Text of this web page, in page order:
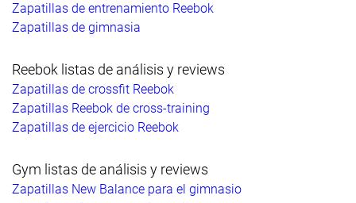
Zapatillas de entrenamiento Reebok
Zapatillas de gimnasia
Reebok listas de análisis y reviews
Zapatillas de crossfit Reebok
Zapatillas Reebok de cross-training
Zapatillas de ejercicio Reebok
Gym listas de análisis y reviews
Zapatillas New Balance para el gimnasio